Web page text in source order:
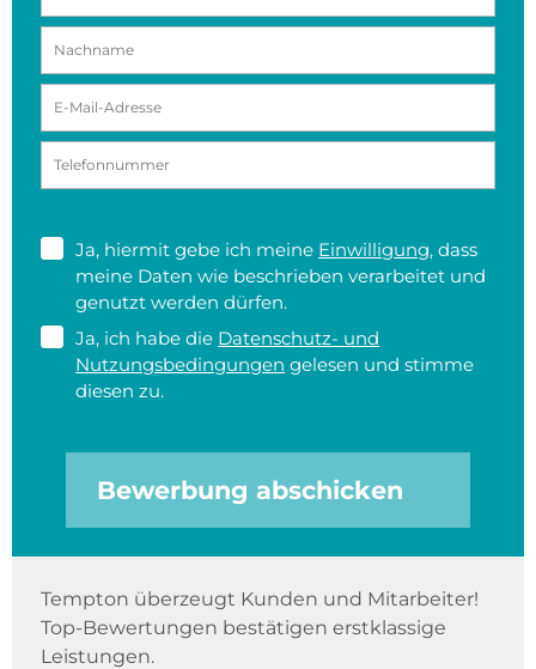
Ja, hiermit gebe ich meine Einwilligung, dass
meine Daten wie beschrieben verarbeitet und
genutzt werden dürfen.
Ja, ich habe die Datenschutz- und
Nutzungsbedingungen gelesen und stimme
diesen zu.
Bewerbung abschicken
Tempton überzeugt Kunden und Mitarbeiter!
Top-Bewertungen bestätigen erstklassige
Leistungen.